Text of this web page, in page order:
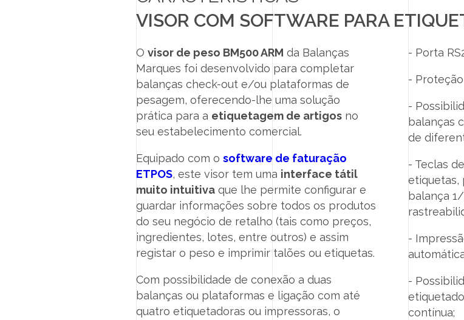
VISOR COM SOFTWARE PARA
O visor de peso BM500 ARM da Balanças
Marques foi desenvolvido para completar
balanças check-out e/ou plataformas de
pesagem, oferecendo-lhe uma solução
prática para a etiquetagem de artigos no
seu estabelecimento comercial.
Equipado com o software de faturação
ETPOS, este visor tem uma interface tátil
muito intuitiva que lhe permite configurar e
guardar informações sobre todos os produtos
do seu negócio de retalho (tais como preços,
ingredientes, lotes, entre outros) e assim
registar o peso e imprimir talões ou etiquetas.
Com possibilidade de conexão a duas
balanças ou plataformas e ligação com até
quatro etiquetadoras ou impressoras, o
- Porta
- Proteção
-
balanças
de
- Teclas
etiquetas,
balança
-
-
contínua;